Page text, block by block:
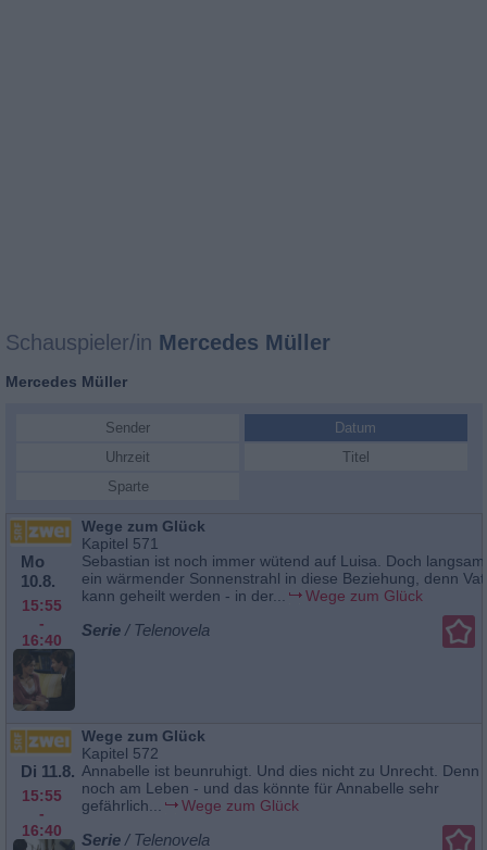
Schauspieler/in Mercedes Müller
Mercedes Müller
Sender
Datum
Uhrzeit
Titel
Sparte
Mo
10.8.
15:55
-
16:40
Wege zum Glück
Kapitel 571
Sebastian ist noch immer wütend auf Luisa. Doch
ein wärmender Sonnenstrahl in diese Beziehung, denn
kann geheilt werden - in der...
Wege zum Glück
Serie / Telenovela
Di 11.8.
15:55
-
16:40
Wege zum Glück
Kapitel 572
Annabelle ist beunruhigt. Und dies nicht zu Unrecht. Denn
noch am Leben - und das könnte für Annabelle sehr
gefährlich...
Wege zum Glück
Serie / Telenovela